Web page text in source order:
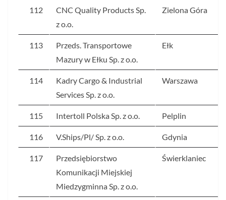
112
CNC Quality Products Sp.
z o.o.
Zielona Góra
113
Przeds. Transportowe
Mazury w Ełku Sp. z o.o.
Ełk
114
Kadry Cargo & Industrial
Services Sp. z o.o.
Warszawa
115 Intertoll Polska Sp. z o.o. Pelplin
116 V.Ships/Pl/ Sp. z o.o. Gdynia
117
Przedsiębiorstwo
Komunikacji Miejskiej
Miedzygminna Sp. z o.o.
Świerklaniec